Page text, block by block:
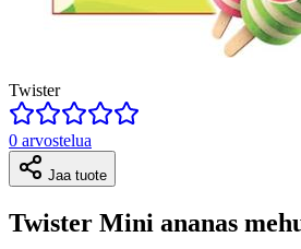
Twister
0 arvostelua
Jaa tuote
Twister Mini ananas